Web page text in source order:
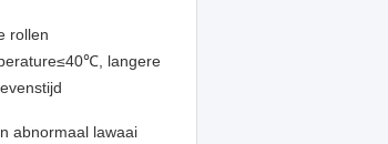
rollen
langere
abnormaal lawaai